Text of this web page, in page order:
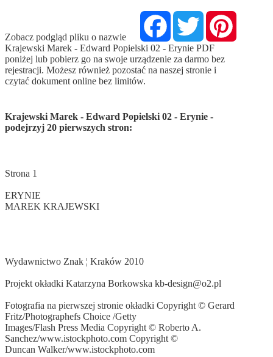
FacebookTwitter Pinterest
Zobacz podgląd pliku o nazwie
Krajewski Marek - Edward Popielski 02 - Erynie PDF
poniżej lub pobierz go na swoje urządzenie za darmo bez
rejestracji. Możesz również pozostać na naszej stronie i
czytać dokument online bez limitów.
Krajewski Marek - Edward Popielski 02 - Erynie -
podejrzyj 20 pierwszych stron:
Strona 1
ERYNIE
MAREK KRAJEWSKI
Wydawnictwo Znak ¦ Kraków 2010
Projekt okładki Katarzyna Borkowska kb-design@o2.pl
Fotografia na pierwszej stronie okładki Copyright © Gerard
Fritz/Photographefs Choice /Getty
Images/Flash Press Media Copyright © Roberto A.
Sanchez/www.istockphoto.com Copyright ©
Duncan Walker/www.istockphoto.com